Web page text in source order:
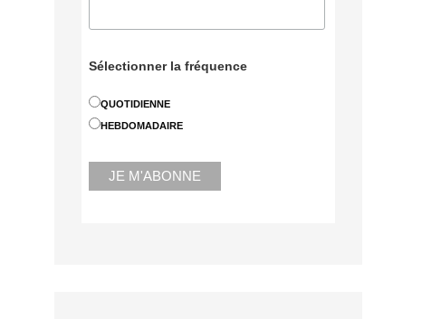
Sélectionner la fréquence
QUOTIDIENNE
HEBDOMADAIRE